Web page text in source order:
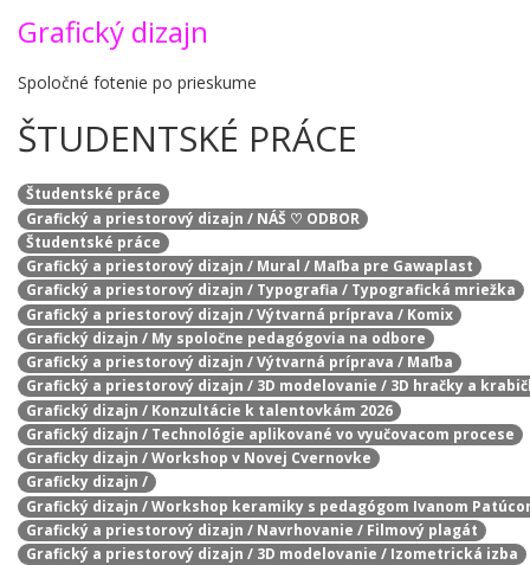
Grafický dizajn
Spoločné fotenie po prieskume
ŠTUDENTSKÉ PRÁCE
Študentské práce
Grafický a priestorový dizajn / NÁŠ ♡ ODBOR
Študentské práce
Grafický a priestorový dizajn / Mural / Maľba pre Gawaplast
Grafický a priestorový dizajn / Typografia / Typografická mriežka
Grafický a priestorový dizajn / Výtvarná príprava / Komix
Grafický dizajn / My spoločne pedagógovia na odbore
Grafický a priestorový dizajn / Výtvarná príprava / Maľba
Grafický a priestorový dizajn / 3D modelovanie / 3D hračky a
Grafický dizajn / Konzultácie k talentovkám 2026
Grafický dizajn / Technológie aplikované vo vyučovacom procese
Graficky dizajn / Workshop v Novej Cvernovke
Graficky dizajn /
Grafický dizajn / Workshop keramiky s pedagógom Ivanom
Grafický a priestorový dizajn / Navrhovanie / Filmový plagát
Grafický a priestorový dizajn / 3D modelovanie / Izometrická izba